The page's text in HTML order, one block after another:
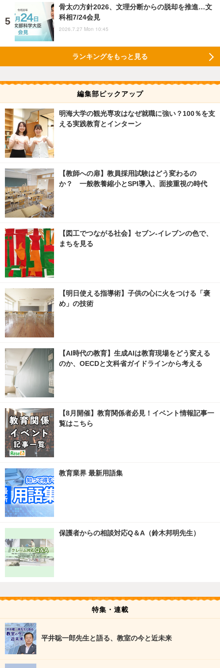
骨太の方針2026、文理分断からの脱却を推進…文
科相7/24会見
2026.7.27 Mon 10:45
ランキングをもっと見る
編集部ピックアップ
明海大学の観光専攻はなぜ就職に強い？100％を支
える実践教育とインターン
【教師への扉】教員採用試験はどう変わるの
か？ 一般教養縮小とSPI導入、面接重視の時代
【図工でつながる社会】セブン‐イレブンの色で、
まちを見る
【明日使える指導術】子供の心に火をつける「褒
め」の技術
【AI時代の教育】生成AIは教育現場をどう変える
のか、OECDと文科省ガイドラインから考える
【8月開催】教育関係者必見！イベント情報記事一
覧はこちら
教育業界 最新用語集
保護者からの相談対応Q＆A（鈴木邦明先生）
特集・連載
平井聡一郎先生と語る、教室の今と近未来